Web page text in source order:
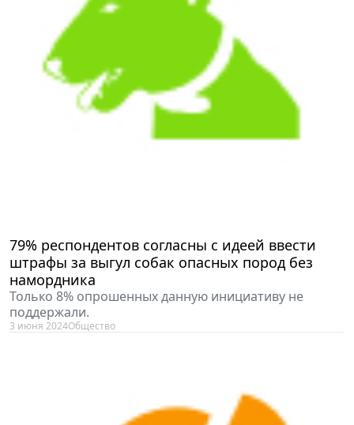
79% респондентов согласны с идеей ввести
штрафы за выгул собак опасных пород без
намордника
Только 8% опрошенных данную инициативу не
поддержали.
3 июня 2024Общество